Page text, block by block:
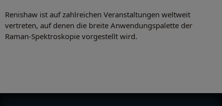
Renishaw ist auf zahlreichen Veranstaltungen weltweit
vertreten, auf denen die breite Anwendungspalette der
Raman-Spektroskopie vorgestellt wird.